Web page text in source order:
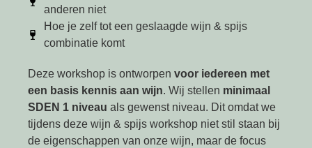
anderen niet
Hoe je zelf tot een geslaagde wijn & spijs
combinatie komt
Deze workshop is ontworpen voor iedereen met
een basis kennis aan wijn. Wij stellen minimaal
SDEN 1 niveau als gewenst niveau. Dit omdat we
tijdens deze wijn & spijs workshop niet stil staan bij
de eigenschappen van onze wijn, maar de focus